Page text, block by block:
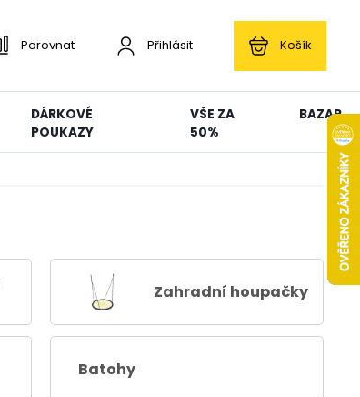
Porovnat Přihlásit Košík
DÁRKOVÉ
POUKAZY
VŠE ZA
50%
BAZAR
Zahradní houpačky
Batohy